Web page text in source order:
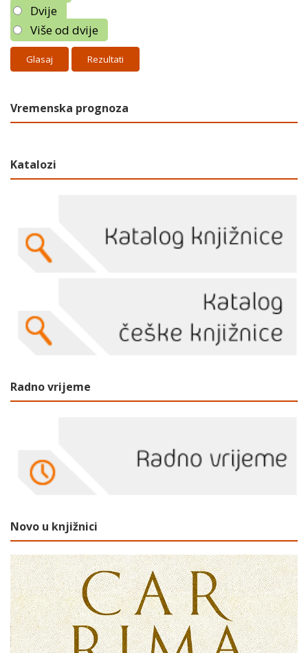
Dvije
Više od dvije
Rezultati
Vremenska prognoza
Katalozi
Radno vrijeme
Novo u knjižnici